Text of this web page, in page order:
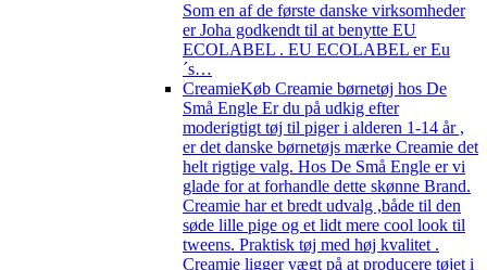
Som en af de første danske virksomheder
er Joha godkendt til at benytte EU
ECOLABEL . EU ECOLABEL er Eu
´s…
CreamieKøb Creamie børnetøj hos De
Små Engle Er du på udkig efter
moderigtigt tøj til piger i alderen 1-14 år ,
er det danske børnetøjs mærke Creamie det
helt rigtige valg. Hos De Små Engle er vi
glade for at forhandle dette skønne Brand.
Creamie har et bredt udvalg ,både til den
søde lille pige og et lidt mere cool look til
tweens. Praktisk tøj med høj kvalitet .
Creamie ligger vægt på at producere tøjet i